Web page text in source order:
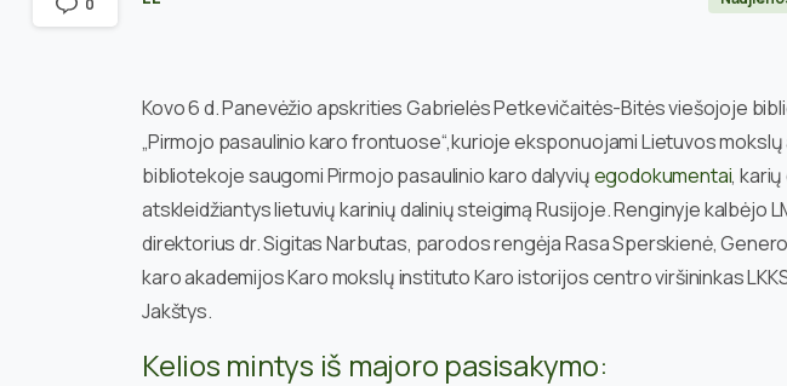
Kovo 6 d. Panevėžio apskrities Gabrielės Petkevičaitės-Bitės viešojoje
„Pirmojo pasaulinio karo frontuose“,kurioje eksponuojami Lietuvos
bibliotekoje saugomi Pirmojo pasaulinio karo dalyviųegodokumentai,
atskleidžiantys lietuvių karinių dalinių steigimą Rusijoje. Renginyje kalbėjo
direktorius dr. Sigitas Narbutas, parodos rengėja Rasa Sperskienė,
karo akademijos Karo mokslų instituto Karo istorijos centro viršininkas
Jakštys.
Kelios mintys iš majoro pasisakymo: